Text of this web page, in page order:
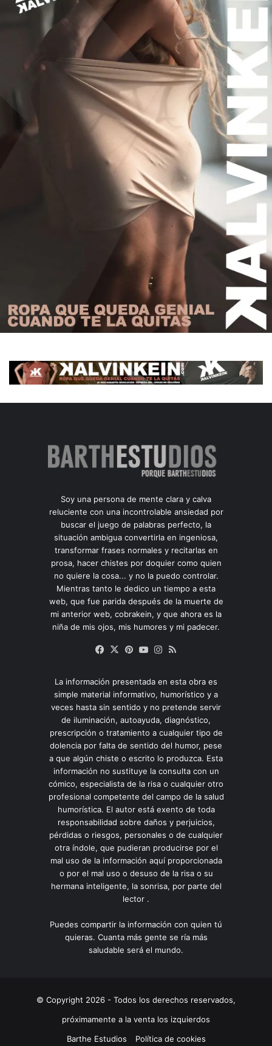
Soy una persona de mente clara y calva
reluciente con una incontrolable ansiedad por
buscar el juego de palabras perfecto, la
situación ambigua convertirla en ingeniosa,
transformar frases normales y recitarlas en
prosa, hacer chistes por doquier como quien
no quiere la cosa... y no la puedo controlar.
Mientras tanto le dedico un tiempo a esta
web, que fue parida después de la muerte de
mi anterior web, cobrakein, y que ahora es la
niña de mis ojos, mis humores y mi padecer.
Facebook
X Pinterest
YouTubeInstagram
La información presentada en esta obra es
simple material informativo, humorístico y a
veces hasta sin sentido y no pretende servir
de iluminación, autoayuda, diagnóstico,
prescripción o tratamiento a cualquier tipo de
dolencia por falta de sentido del humor, pese
a que algún chiste o escrito lo produzca. Esta
información no sustituye la consulta con un
cómico, especialista de la risa o cualquier otro
profesional competente del campo de la salud
humorística. El autor está exento de toda
responsabilidad sobre daños y perjuicios,
pérdidas o riesgos, personales o de cualquier
otra índole, que pudieran producirse por el
mal uso de la información aquí proporcionada
o por el mal uso o desuso de la risa o su
hermana inteligente, la sonrisa, por parte del
lector .
Puedes compartir la información con quien tú
quieras. Cuanta más gente se ría más
saludable será el mundo.
© Copyright 2026 - Todos los derechos reservados,
próximamente a la venta los izquierdos
Barthe Estudios
Política de cookies